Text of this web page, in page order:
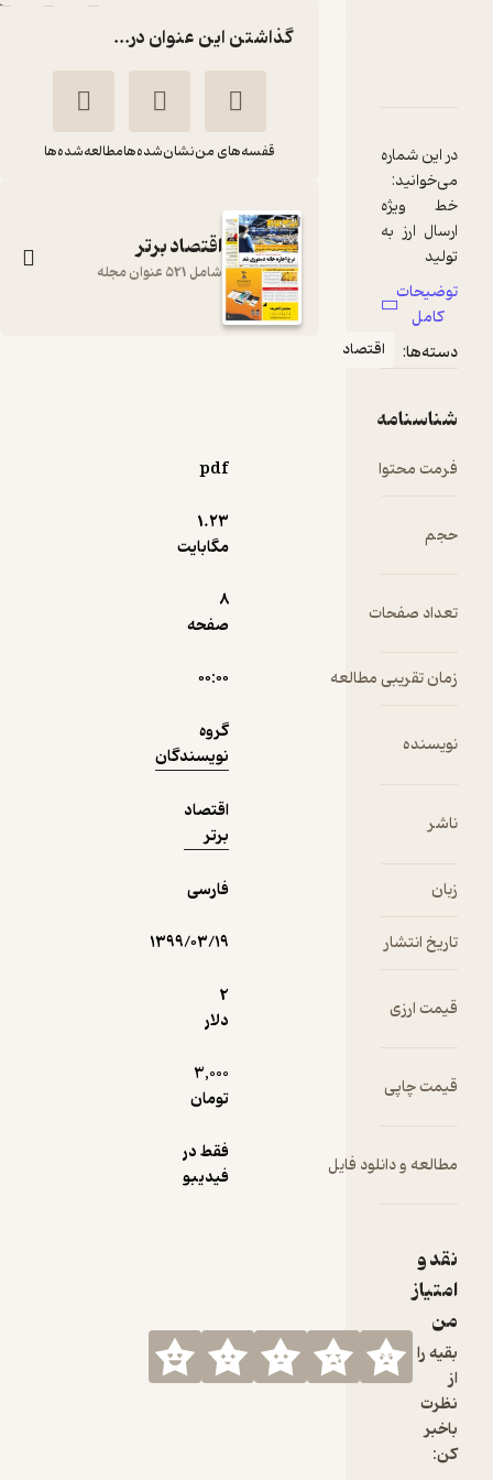
در این شماره
خط ویژه
ارسال ارز به
آغاز رشد
تولید در
کارخانه‌های
خسارت
۴۳۰ میلیارد
حساب‌های
توضیحات
کامل
دسته‌ها:
اقتصاد
شناسنامه
فرمت محتوا pdf
حجم
1.۲۳
مگابایت
تعداد صفحات
صفحه
زمان تقریبی مطالعه ۰۰:۰۰
نویسنده
گروه
نویسندگان
ناشر
اقتصاد
برتر
زبان فارسی
تاریخ انتشار ۱۳۹۹/۰۳/۱۹
قیمت ارزی
دلار
قیمت چاپی
3,000
تومان
مطالعه و دانلود فایل
فقط در
فیدیبو
نقد و
امتیاز
من
بقیه را
نظرت
باخبر
کن:
گذاشتن این عنوان در...
قفسه‌های من نشان‌شده‌هامطالعه‌شده‌ها
اقتصاد برتر
شامل 521 عنوان مجله
اقتصاد برتر
منتظر امتیاز
نمونه